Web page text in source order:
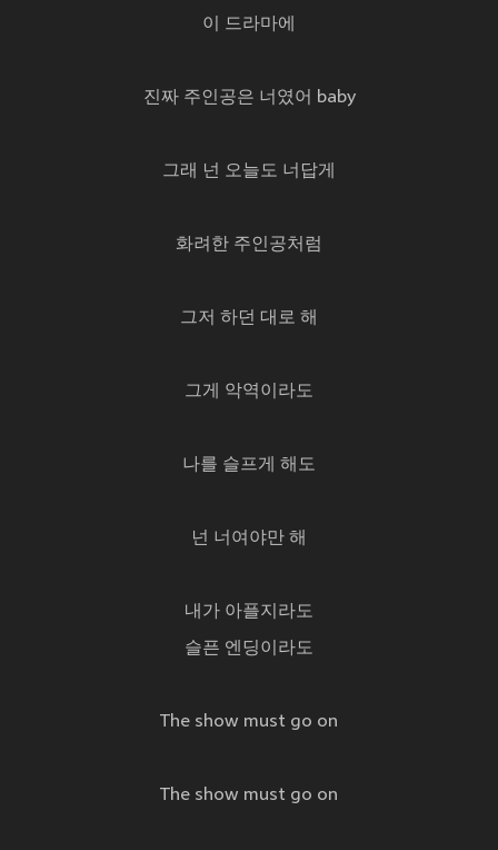
이 드라마에
진짜 주인공은 너였어 baby
그래 넌 오늘도 너답게
화려한 주인공처럼
그저 하던 대로 해
그게 악역이라도
나를 슬프게 해도
넌 너여야만 해
내가 아플지라도
슬픈 엔딩이라도
The show must go on
The show must go on